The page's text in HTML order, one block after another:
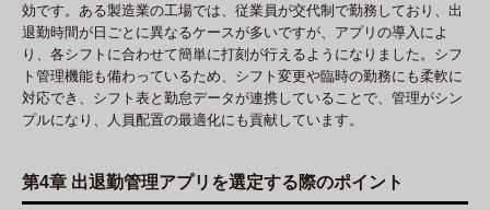
効です。ある製造業の工場では、従業員が交代制で勤務しており、出
退勤時間が日ごとに異なるケースが多いですが、アプリの導入によ
り、各シフトに合わせて簡単に打刻が行えるようになりました。シフ
ト管理機能も備わっているため、シフト変更や臨時の勤務にも柔軟に
対応でき、シフト表と勤怠データが連携していることで、管理がシン
プルになり、人員配置の最適化にも貢献しています。
第4章 出退勤管理アプリを選定する際のポイント